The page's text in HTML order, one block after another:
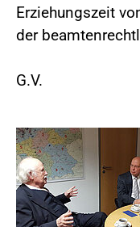
Erziehungszeit
der
G.V.